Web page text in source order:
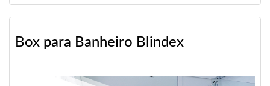
Box para Banheiro Blindex